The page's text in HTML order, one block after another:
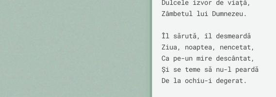
Dulcele izvor de viață,
Zâmbetul lui Dumnezeu.
Îl sărută, îl desmeardă
Ziua, noaptea, nencetat,
Ca pe-un mire descântat,
Și se teme să nu-l peardă
De la ochiu-i degerat.